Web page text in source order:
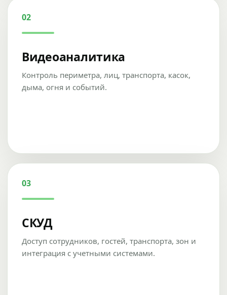
02
Видеоаналитика
Контроль периметра, лиц, транспорта, касок,
дыма, огня и событий.
03
СКУД
Доступ сотрудников, гостей, транспорта, зон и
интеграция с учетными системами.